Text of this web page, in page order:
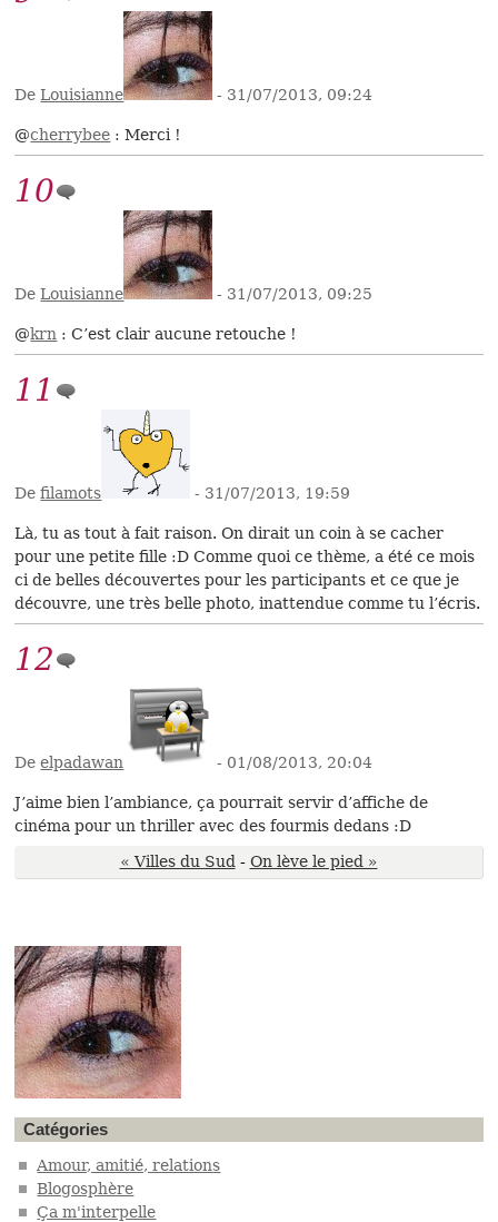
DeLouisianne - 31/07/2013, 09:24
@cherrybee : Merci !
10
DeLouisianne - 31/07/2013, 09:25
@krn : C’est clair aucune retouche !
11
Defilamots - 31/07/2013, 19:59
Là, tu as tout à fait raison. On dirait un coin à se cacher
pour une petite fille :D Comme quoi ce thème, a été ce mois
ci de belles découvertes pour les participants et ce que je
découvre, une très belle photo, inattendue comme tu l’écris.
12
Deelpadawan - 01/08/2013, 20:04
J’aime bien l’ambiance, ça pourrait servir d’affiche de
cinéma pour un thriller avec des fourmis dedans :D
« Villes du Sud - On lève le pied »
Catégories
Amour, amitié, relations
Blogosphère
Ça m'interpelle